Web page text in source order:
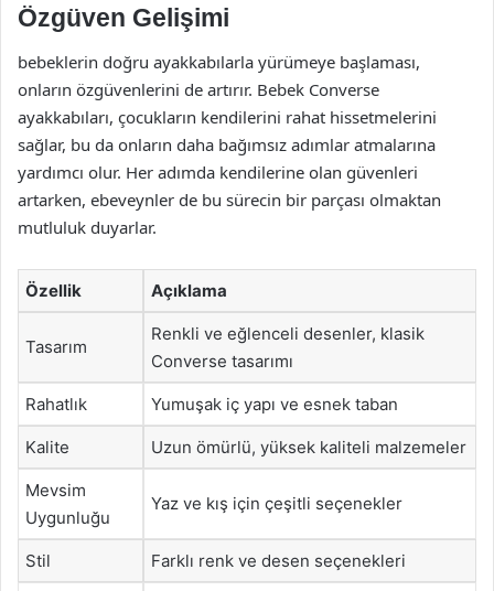
Özgüven Gelişimi
bebeklerin doğru ayakkabılarla yürümeye başlaması,
onların özgüvenlerini de artırır. Bebek Converse
ayakkabıları, çocukların kendilerini rahat hissetmelerini
sağlar, bu da onların daha bağımsız adımlar atmalarına
yardımcı olur. Her adımda kendilerine olan güvenleri
artarken, ebeveynler de bu sürecin bir parçası olmaktan
mutluluk duyarlar.
Özellik Açıklama
Tasarım
Renkli ve eğlenceli desenler, klasik
Converse tasarımı
Rahatlık Yumuşak iç yapı ve esnek taban
Kalite Uzun ömürlü, yüksek kaliteli malzemeler
Mevsim
Uygunluğu
Yaz ve kış için çeşitli seçenekler
Stil Farklı renk ve desen seçenekleri